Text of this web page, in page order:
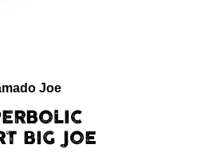
Joe
BIG JOE